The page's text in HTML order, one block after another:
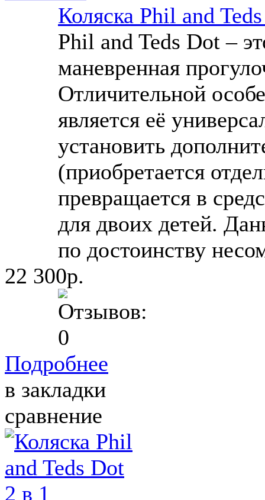
Коляска Phil and
Phil and Teds Dot –
маневренная
Отличительной
является её
установить
(приобретается
превращается в
для двоих детей.
по достоинству
22 300р.
Подробнее
в закладки
сравнение